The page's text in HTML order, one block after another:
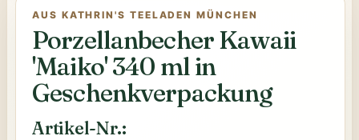
AUS KATHRIN'S TEELADEN MÜNCHEN
Porzellanbecher Kawaii
'Maiko' 340 ml in
Geschenkverpackung
Artikel-Nr.: